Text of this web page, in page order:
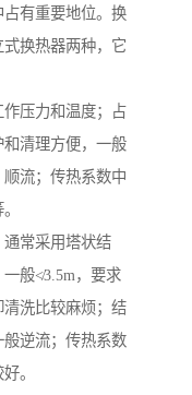
有重要地位。换
换热器两种，它
压力和温度；占
清理方便，一般
流；传热系数中
常采用塔状结
般≮3.5m，要求
洗比较麻烦；结
逆流；传热系数
。